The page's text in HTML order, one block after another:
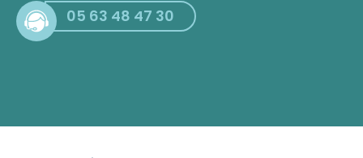
05 63 48 47 30